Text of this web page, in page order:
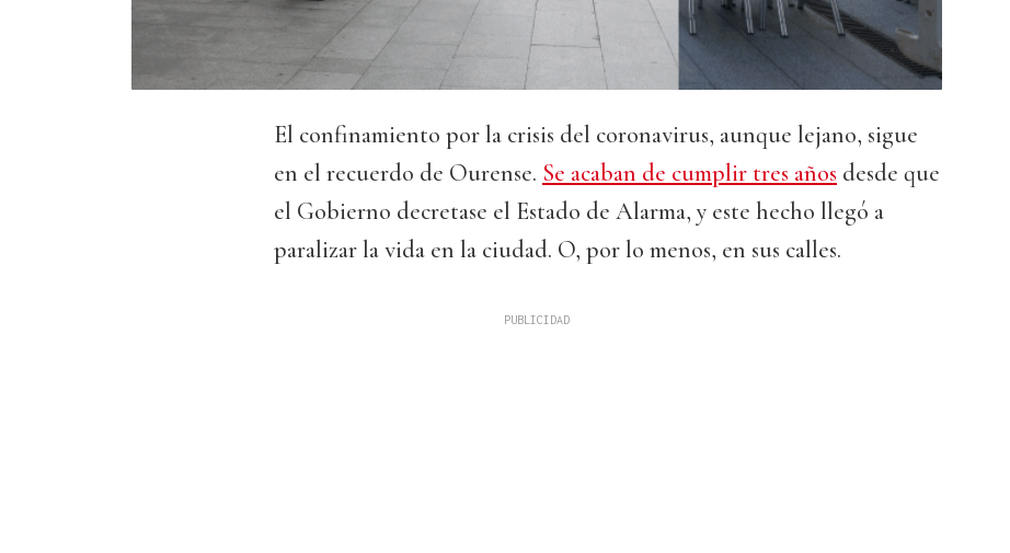
El confinamiento por la crisis del coronavirus, aunque lejano, sigue
en el recuerdo de Ourense. Se acaban de cumplir tres años desde que
el Gobierno decretase el Estado de Alarma, y este hecho llegó a
paralizar la vida en la ciudad. O, por lo menos, en sus calles.